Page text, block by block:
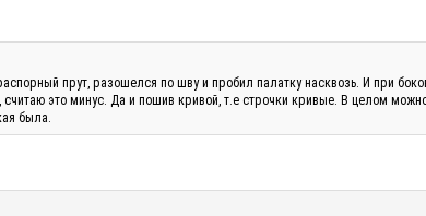
прут, разошелся по шву и пробил палатку насквозь. И при
считаю это минус. Да и пошив кривой, т.е строчки кривые. В целом
была.